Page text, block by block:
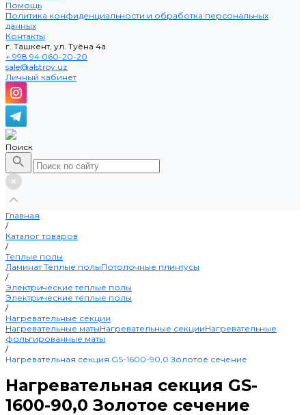
Помощь
Политика конфиденциальности и обработка персональных
данных
Контакты
г. Ташкент, ул. Туёна 4а
+ 998 94 060-20-20
sale@alstroy.uz
Личный кабинет
Поиск
Главная
/
Каталог товаров
/
Теплые полы
ЛаминатТеплые полыПотолочные плинтусы
/
Электрические теплые полы
Электрические теплые полы
/
Нагревательные секции
Нагревательные матыНагревательные секцииНагревательные
фольгированные маты
/
Нагревательная секция GS-1600-90,0 Золотое сечение
Нагревательная секция GS-
1600-90,0 Золотое сечение